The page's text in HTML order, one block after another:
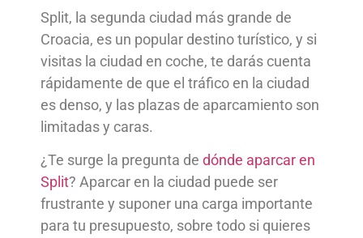
Split, la segunda ciudad más grande de
Croacia, es un popular destino turístico, y si
visitas la ciudad en coche, te darás cuenta
rápidamente de que el tráfico en la ciudad
es denso, y las plazas de aparcamiento son
limitadas y caras.
¿Te surge la pregunta de dónde aparcar en
Split? Aparcar en la ciudad puede ser
frustrante y suponer una carga importante
para tu presupuesto, sobre todo si quieres